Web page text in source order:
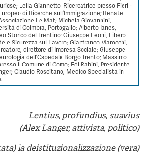
Leila Giannetto, Ricercatrice presso Fieri -
di Ricerche sull’Immigrazione; Renate
Le Mat; Michela Giovannini,
di Coimbra, Portogallo; Alberto Ianes,
Storico del Trentino; Giuseppe Leoni, Libero
e Sicurezza sul Lavoro; Gianfranco Marocchi,
direttore di Impresa Sociale; Giuseppe
dell’Ospedale Borgo Trento; Massimo
il Comune di Como; Edi Rabini, Presidente
Claudio Roscitano, Medico Specialista in
Lentius, profundius, suavius
(Alex Langer, attivista, politico)
la deistituzionalizzazione (vera)